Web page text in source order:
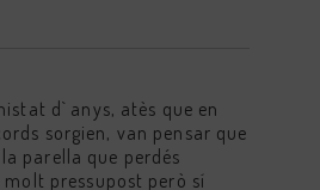
d` anys, atès que en
sorgien, van pensar que
parella que perdés
pressupost però sí